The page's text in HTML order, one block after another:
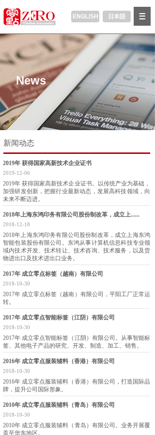
News
G
M
T
Y
文本转语音功能仅限200个字符
新闻动态
2019年 获得国家高新技术企业证书
2019-12-06
2019年 获得国家高新技术企业证书。以传统产业为基础，
加强研发创新，把握行业最新动态，发展高科技领域，向
未来不断迈进。
2018年上海东鸿印务有限公司股份制改革，成立上......
2018-12-18
2018年上海东鸿印务有限公司股份制改革，成立上海东鸿
智能包装股份有限公司。东鸿从事计算机信息科技专业领
域内技术开发、技术转让、技术咨询、技术服务，以及货
物进出口及技术进出口业务。
2017年 成立零点标签（越南）有限公司
2018-10-30
2017年 成立零点标签（越南）有限公司，平阳工厂正常运
转。
2017年 成立零点智能标签（江阴）有限公司
2018-10-30
2017年 成立零点智能标签（江阴）有限公司。从事智能标
签、其他电子产品的研究、开发、制造、加工、销售。
2016年 成立零点服装辅料（香港）有限公司
2018-10-30
2016年 成立零点服装辅料（香港）有限公司，打造国际品
牌，提升公司国际形象。
2010年 成立零点服装辅料（青岛）有限公司
2018-10-30
2010年 成立零点服装辅料（青岛）有限公司。业务开展覆
盖至华东地区。
ENGLISH 日本語